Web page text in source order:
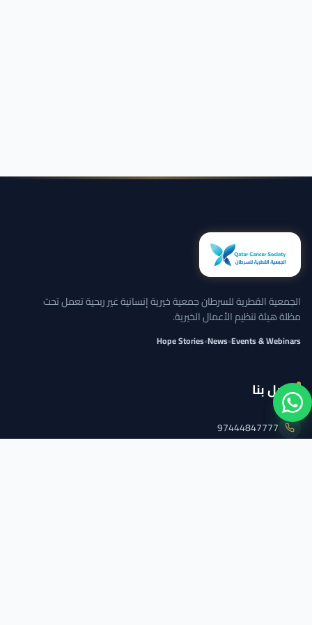
الجمعية القطرية للسرطان جمعية خيرية إنسانية غير ربحية تعمل تحت
مظلة هيئة تنظيم الأعمال الخيرية.
Events & Webinars
•
News
•
Hope Stories
اتصل بنا
97444847777